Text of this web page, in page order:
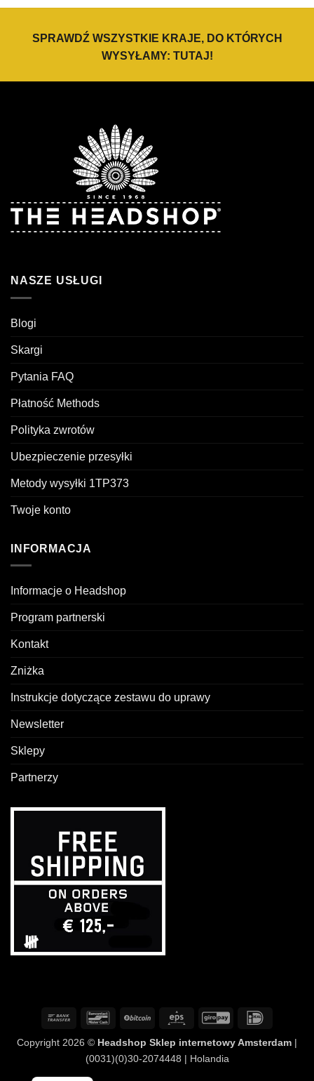
SPRAWDŹ WSZYSTKIE KRAJE, DO KTÓRYCH
WYSYŁAMY: TUTAJ!
NASZE USŁUGI
Blogi
Skargi
Pytania FAQ
Płatność Methods
Polityka zwrotów
Ubezpieczenie przesyłki
Metody wysyłki 1TP373
Twoje konto
INFORMACJA
Informacje o Headshop
Program partnerski
Kontakt
Zniżka
Instrukcje dotyczące zestawu do uprawy
Newsletter
Sklepy
Partnerzy
Przelew
BancontactBitCoin Eps GiroPay
Copyright 2026 © Headshop Sklep internetowy Amsterdam |
(0031)(0)30-2074448 | Holandia